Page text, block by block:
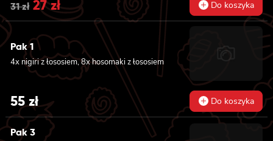
31zł Original
price
was:
31 zł.
27złCurrent
price
is:
27 zł.
Do koszyka
Pak 1
4x nigiri z łososiem, 8x hosomaki z łososiem
55zł Do koszyka
Pak 3